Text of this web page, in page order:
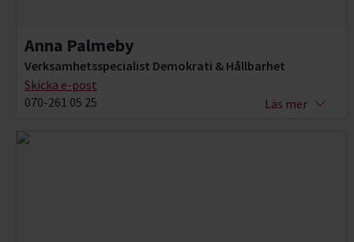
Anna Palmeby
Verksamhetsspecialist Demokrati & Hållbarhet
Skicka e-post
070-261 05 25
Läs mer